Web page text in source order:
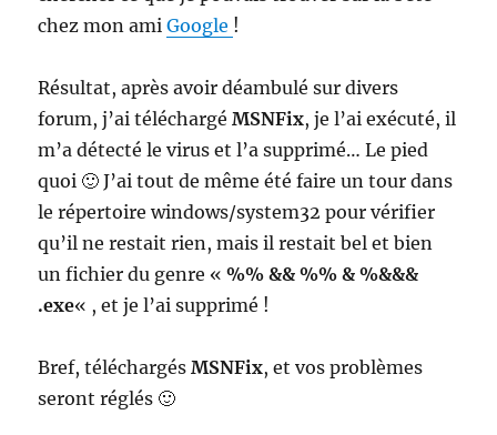
chez mon amiGoogle !
Résultat, après avoir déambulé sur divers
forum, j’ai téléchargéMSNFix, je l’ai exécuté, il
m’a détecté le virus et l’a supprimé… Le pied
quoi 🙂 J’ai tout de même été faire un tour dans
le répertoire windows/system32 pour vérifier
qu’il ne restait rien, mais il restait bel et bien
un fichier du genre «%% && %% & %&&&
.exe« , et je l’ai supprimé !
Bref, téléchargésMSNFix, et vos problèmes
seront réglés 🙂